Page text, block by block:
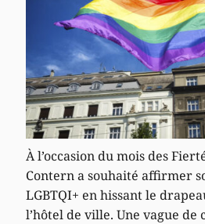
À l’occasion du mois des
Contern a souhaité affirmer
LGBTQI+ en hissant le
l’hôtel de ville. Une vague de